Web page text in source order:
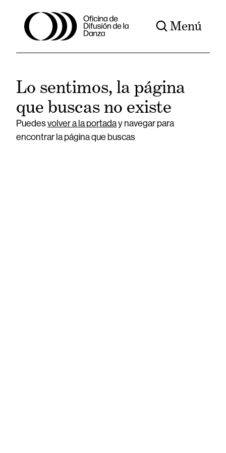
Menú
Lo sentimos, la página
que buscas no existe
Puedesvolver a la portaday navegar para
encontrar la página que buscas